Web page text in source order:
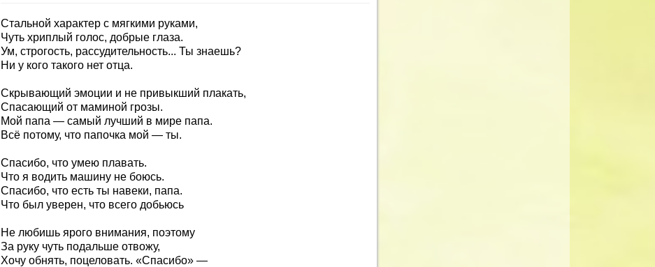
Стальной характер с мягкими руками,
Чуть хриплый голос, добрые глаза.
Ум, строгость, рассудительность... Ты знаешь?
Ни у кого такого нет отца.
Скрывающий эмоции и не привыкший плакать,
Спасающий от маминой грозы.
Мой папа — самый лучший в мире папа.
Всё потому, что папочка мой — ты.
Спасибо, что умею плавать.
Что я водить машину не боюсь.
Спасибо, что есть ты навеки, папа.
Что был уверен, что всего добьюсь
Не любишь ярого внимания, поэтому
За руку чуть подальше отвожу,
Хочу обнять, поцеловать. «Спасибо» —